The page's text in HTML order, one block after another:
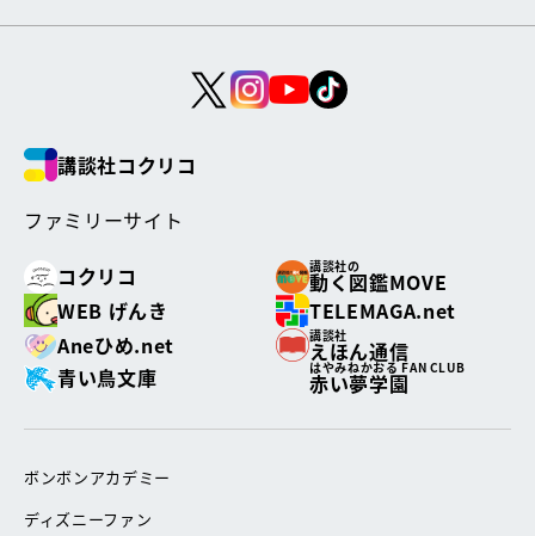
講談社コクリコ
ファミリーサイト
コクリコ
講談社の
動く図鑑MOVE
WEB げんき
TELEMAGA.net
Aneひめ.net
講談社
えほん通信
青い鳥文庫
はやみねかおる FAN CLUB
赤い夢学園
ボンボンアカデミー
ディズニーファン